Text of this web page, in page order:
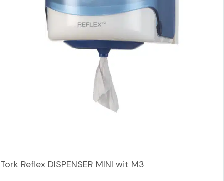
Tork Reflex DISPENSER MINI wit M3